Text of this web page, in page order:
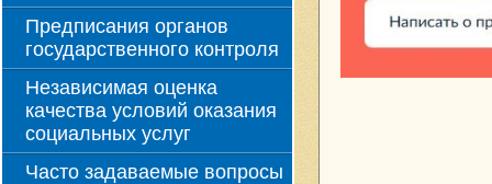
Предписания органов
государственного контроля
Независимая оценка
качества условий оказания
социальных услуг
Часто задаваемые вопросы